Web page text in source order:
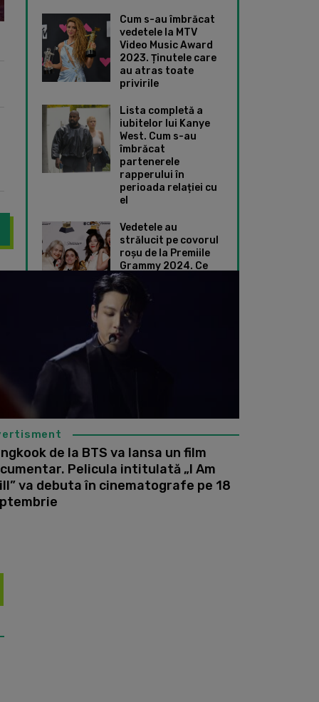
Cum s-au îmbrăcat
vedetele la MTV
Video Music Award
2023. Ținutele care
au atras toate
privirile
Lista completă a
iubitelor lui Kanye
West. Cum s-au
îmbrăcat
partenerele
rapperului în
perioada relației cu
el
Vedetele au
strălucit pe covorul
roșu de la Premiile
Grammy 2024. Ce
ținute speciale au
ales Taylor Swift și
Dua Lipa
fanii după ce a postat o poză în care apare conectată
de la BTS va lansa un film
Pelicula intitulată „I Am
va debuta în cinematografe pe 18